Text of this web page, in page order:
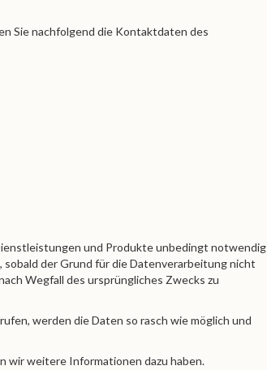
Sie nachfolgend die Kontaktdaten des
und Produkte unbedingt notwendig
der Grund für die Datenverarbeitung nicht
Wegfall des ursprüngliches Zwecks zu
werden die Daten so rasch wie möglich und
wir weitere Informationen dazu haben.